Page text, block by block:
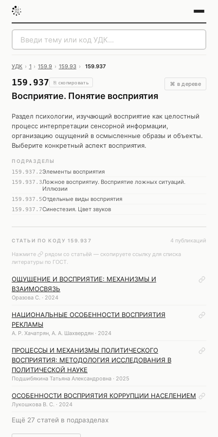
УДК › 1 › 159.9 › 159.93 › 159.937
159.937 ⎘ скопировать
Восприятие. Понятие восприятия
⌘ в дереве
Раздел психологии, изучающий восприятие как целостный
процесс интерпретации сенсорной информации,
организацию ощущений в осмысленные образы и объекты.
Выберите конкретный аспект восприятия.
ПОДРАЗДЕЛЫ
159.937.2Элементы восприятия
159.937.3Ложное восприятиу. Восприятие ложных ситуаций.
Иллюзии
159.937.5Отдельные виды восприятия
159.937.7Синестезия. Цвет звуков
СТАТЬИ ПО КОДУ 159.937
4 публикаций
Нажмите
рядом со статьёй — скопируете ссылку для списка
литературы по ГОСТ.
ОЩУЩЕНИЕ И ВОСПРИЯТИЕ: МЕХАНИЗМЫ И
ВЗАИМОСВЯЗЬ
Оразова С. · 2024
НАЦИОНАЛЬНЫЕ ОСОБЕННОСТИ ВОСПРИЯТИЯ
РЕКЛАМЫ
А. Р. Хачатрян, А. А. Шахвердян · 2024
ПРОЦЕССЫ И МЕХАНИЗМЫ ПОЛИТИЧЕСКОГО
ВОСПРИЯТИЯ: МЕТОДОЛОГИЯ ИССЛЕДОВАНИЯ В
ПОЛИТИЧЕСКОЙ НАУКЕ
Подшибякина Татьяна Александровна · 2025
ОСОБЕННОСТИ ВОСПРИЯТИЯ КОРРУПЦИИ НАСЕЛЕНИЕМ
Лукошкова В. С. · 2024
Ещё 27 статей в подразделах